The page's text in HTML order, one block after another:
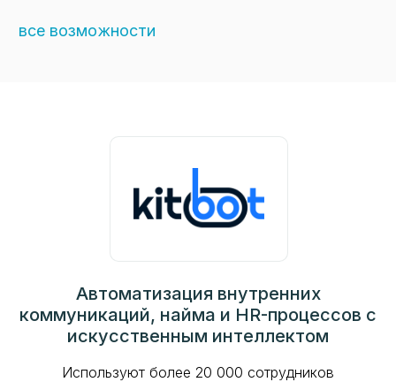
все возможности
Автоматизация внутренних
коммуникаций, найма и HR-процессов с
искусственным интеллектом
Используют более 20 000 сотрудников